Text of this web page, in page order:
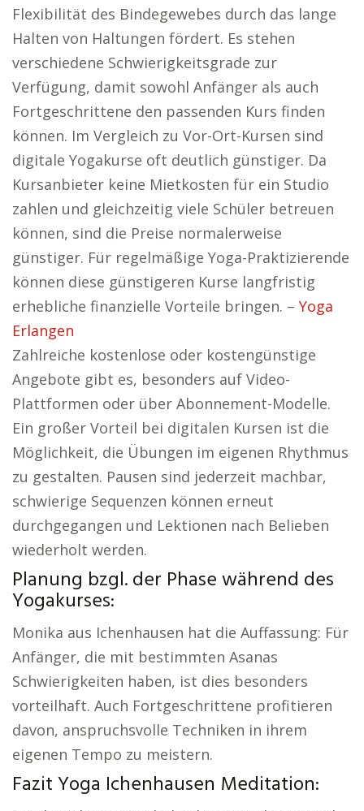
Flexibilität des Bindegewebes durch das lange
Halten von Haltungen fördert. Es stehen
verschiedene Schwierigkeitsgrade zur
Verfügung, damit sowohl Anfänger als auch
Fortgeschrittene den passenden Kurs finden
können. Im Vergleich zu Vor-Ort-Kursen sind
digitale Yogakurse oft deutlich günstiger. Da
Kursanbieter keine Mietkosten für ein Studio
zahlen und gleichzeitig viele Schüler betreuen
können, sind die Preise normalerweise
günstiger. Für regelmäßige Yoga-Praktizierende
können diese günstigeren Kurse langfristig
erhebliche finanzielle Vorteile bringen. – Yoga
Erlangen
Zahlreiche kostenlose oder kostengünstige
Angebote gibt es, besonders auf Video-
Plattformen oder über Abonnement-Modelle.
Ein großer Vorteil bei digitalen Kursen ist die
Möglichkeit, die Übungen im eigenen Rhythmus
zu gestalten. Pausen sind jederzeit machbar,
schwierige Sequenzen können erneut
durchgegangen und Lektionen nach Belieben
wiederholt werden.
Planung bzgl. der Phase während des
Yogakurses:
Monika aus Ichenhausen hat die Auffassung: Für
Anfänger, die mit bestimmten Asanas
Schwierigkeiten haben, ist dies besonders
vorteilhaft. Auch Fortgeschrittene profitieren
davon, anspruchsvolle Techniken in ihrem
eigenen Tempo zu meistern.
Fazit Yoga Ichenhausen Meditation: